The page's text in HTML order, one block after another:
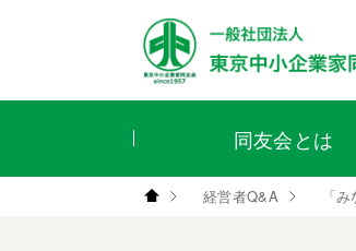
同友会とは
経営者Q&A 「